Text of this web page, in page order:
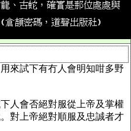
來試下有冇人會明知咁多野
人會否絕對服從上帝及掌權
對上帝絕對順服及忠誠者才